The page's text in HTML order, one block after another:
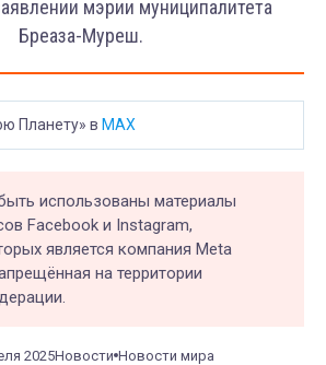
мэрии муниципалитета
Бреаза-Муреш.
Планету» в MAX
использованы материалы
Facebook и Instagram,
является компания Meta
на территории
2025Новости Новости мира